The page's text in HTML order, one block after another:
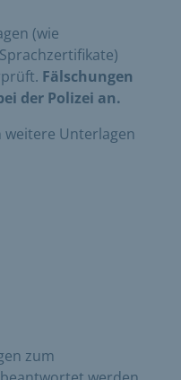
(wie
Fälschungen
der Polizei an.
weitere Unterlagen
zum